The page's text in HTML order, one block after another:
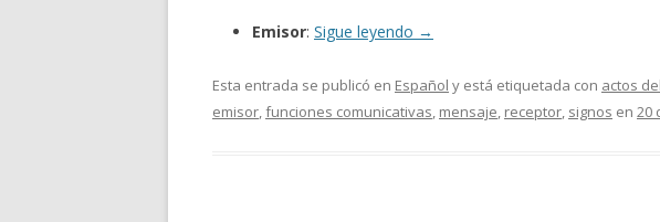
Emisor: Sigue leyendo →
Esta entrada se publicó en Español y está etiquetada con actos
emisor,funciones comunicativas, mensaje, receptor, signos en 20